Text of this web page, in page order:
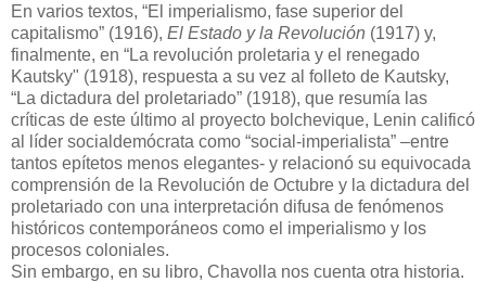
En varios textos, “El imperialismo, fase superior del
capitalismo” (1916), El Estado y la Revolución (1917) y,
finalmente, en “La revolución proletaria y el renegado
Kautsky" (1918), respuesta a su vez al folleto de Kautsky,
“La dictadura del proletariado” (1918), que resumía las
críticas de este último al proyecto bolchevique, Lenin calificó
al líder socialdemócrata como “social-imperialista” –entre
tantos epítetos menos elegantes- y relacionó su equivocada
comprensión de la Revolución de Octubre y la dictadura del
proletariado con una interpretación difusa de fenómenos
históricos contemporáneos como el imperialismo y los
procesos coloniales.
Sin embargo, en su libro, Chavolla nos cuenta otra historia.